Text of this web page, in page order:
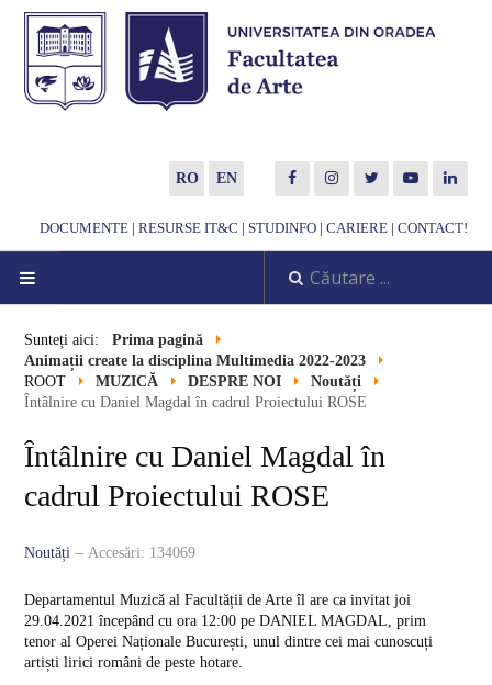
RO EN
DOCUMENTE | RESURSE IT&C | STUDINFO | CARIERE | CONTACT!
DESPRE NOI
Noutăți
Misiune
Corp profesoral
Conducerea departamentului
Comisii
Informații
Sunteți aici:
Prima pagină
Animații create la disciplina Multimedia 2022-2023
ROOT
MUZICĂ DESPRE NOI
Noutăți
Întâlnire cu Daniel Magdal în cadrul Proiectului ROSE
Întâlnire cu Daniel Magdal în
cadrul Proiectului ROSE
Noutăți Accesări: 134069
Departamentul Muzică al Facultății de Arte îl are ca invitat joi
29.04.2021 începând cu ora 12:00 pe DANIEL MAGDAL, prim
tenor al Operei Naționale București, unul dintre cei mai cunoscuți
artiști lirici români de peste hotare.